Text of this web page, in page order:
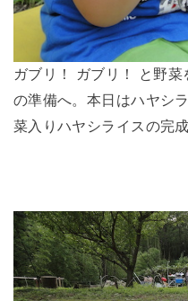
ガブリ！ ガブリ！ と野
の準備へ。本日はハヤシ
菜入りハヤシライスの完成